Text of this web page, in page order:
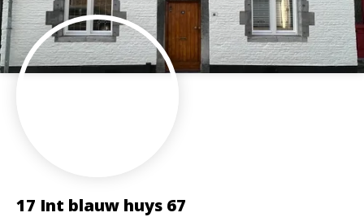
17 Int blauw huys 67